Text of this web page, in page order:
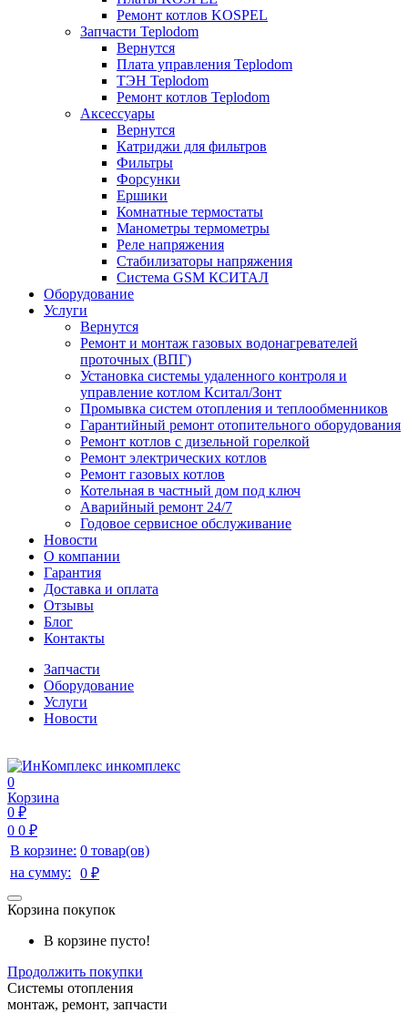
Ремонт котлов KOSPEL
Запчасти Teplodom
Вернутся
Плата управления Teplodom
ТЭН Teplodom
Ремонт котлов Teplodom
Аксессуары
Вернутся
Катриджи для фильтров
Фильтры
Форсунки
Ершики
Комнатные термостаты
Манометры термометры
Реле напряжения
Стабилизаторы напряжения
Система GSM КСИТАЛ
Оборудование
Услуги
Вернутся
Ремонт и монтаж газовых водонагревателей
проточных (ВПГ)
Установка системы удаленного контроля и
управление котлом Кситал/Зонт
Промывка систем отопления и теплообменников
Гарантийный ремонт отопительного оборудования
Ремонт котлов с дизельной горелкой
Ремонт электрических котлов
Ремонт газовых котлов
Котельная в частный дом под ключ
Аварийный ремонт 24/7
Годовое сервисное обслуживание
Новости
О компании
Гарантия
Доставка и оплата
Отзывы
Блог
Контакты
Запчасти
Оборудование
Услуги
Новости
инкомплекс
0
Корзина
0 ₽
0 0 ₽
В корзине: 0 товар(ов)
на сумму:
0 ₽
Корзина покупок
В корзине пусто!
Продолжить покупки
Системы отопления
монтаж, ремонт, запчасти